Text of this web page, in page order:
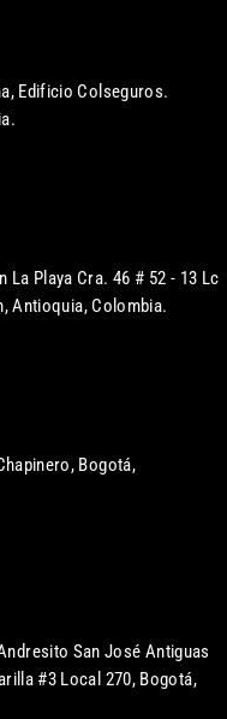
Edificio Colseguros.
La Playa Cra. 46 # 52 - 13 Lc
Antioquia, Colombia.
Bogotá,
San José Antiguas
#3 Local 270, Bogotá,